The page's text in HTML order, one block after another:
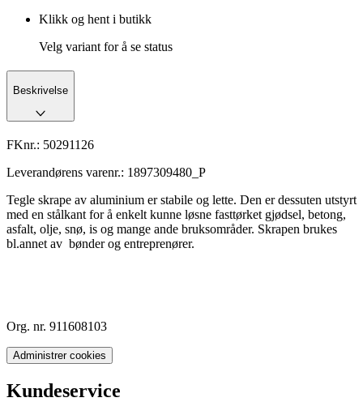
Klikk og hent i butikk
Velg variant for å se status
Beskrivelse
FKnr.: 50291126
Leverandørens varenr.: 1897309480_P
Tegle skrape av aluminium er stabile og lette. Den er dessuten utstyrt
med en stålkant for å enkelt kunne løsne fasttørket gjødsel, betong,
asfalt, olje, snø, is og mange ande bruksområder. Skrapen brukes
bl.annet av bønder og entreprenører.
Org. nr. 911608103
Administrer cookies
Kundeservice